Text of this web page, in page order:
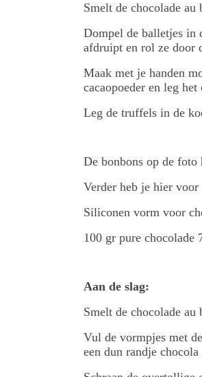
Smelt de chocolade au
Dompel de balletjes in
afdruipt en rol ze door
Maak met je handen
cacaopoeder en leg het
Leg de truffels in de
De bonbons op de
Verder heb je hier voor
Siliconen vorm voor
100 gr pure chocolade
Aan de slag:
Smelt de chocolade au
Vul de vormpjes met
een dun randje